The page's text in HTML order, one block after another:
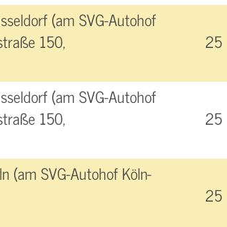
(am SVG-Autohof
150,
25
(am SVG-Autohof
150,
25
(am SVG-Autohof Köln-
25